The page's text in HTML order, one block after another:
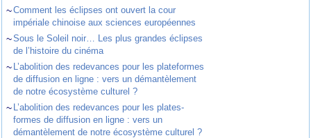
~Comment les éclipses ont ouvert la cour
impériale chinoise aux sciences européennes
~Sous le Soleil noir… Les plus grandes éclipses
de l’histoire du cinéma
~ L’abolition des redevances pour les plateformes
de diffusion en ligne : vers un démantèlement
de notre écosystème culturel ?
~ L’abolition des redevances pour les plates-
formes de diffusion en ligne : vers un
démantèlement de notre écosystème culturel ?